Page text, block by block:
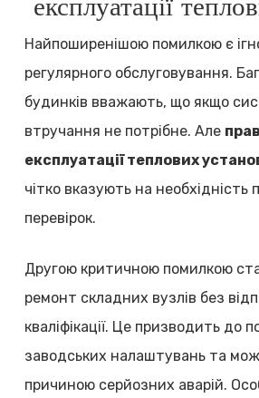
експлуатації
Найпоширенішою помилкою є
регулярного обслуговування.
будинків вважають, що якщо
втручання не потрібне. Але
експлуатації теплових
чітко вказують на необхідність
перевірок.
Другою критичною помилкою
ремонт складних вузлів без
кваліфікації. Це призводить до
заводських налаштувань та
причиною серйозних аварій.